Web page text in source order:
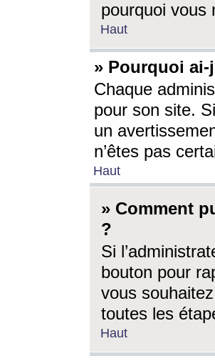
pourquoi vous
Haut
» Pourquoi ai-
Chaque
pour son site.
un
n’êtes pas
Haut
» Comment
?
Si
bouton pour
vous
toutes les
Haut